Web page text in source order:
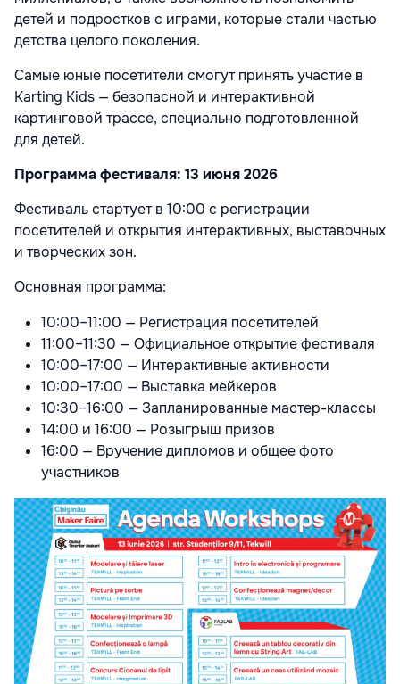
детей и подростков с играми, которые стали частью
детства целого поколения.
Самые юные посетители смогут принять участие в
Karting Kids — безопасной и интерактивной
картинговой трассе, специально подготовленной
для детей.
Программа фестиваля: 13 июня 2026
Фестиваль стартует в 10:00 с регистрации
посетителей и открытия интерактивных, выставочных
и творческих зон.
Основная программа:
10:00–11:00 — Регистрация посетителей
11:00–11:30 — Официальное открытие фестиваля
10:00–17:00 — Интерактивные активности
10:00–17:00 — Выставка мейкеров
10:30–16:00 — Запланированные мастер-классы
14:00 и 16:00 — Розыгрыш призов
16:00 — Вручение дипломов и общее фото
участников